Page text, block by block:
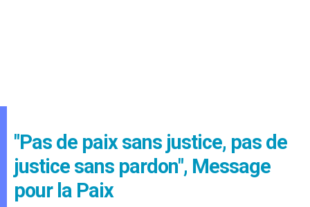
"Pas de paix sans justice, pas de
justice sans pardon", Message
pour la Paix